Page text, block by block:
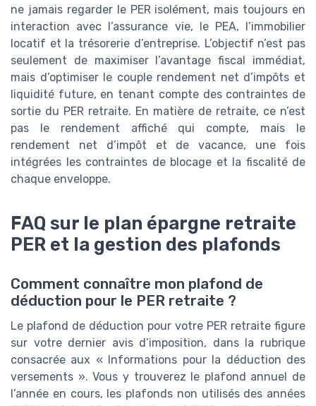
ne jamais regarder le PER isolément, mais toujours en
interaction avec l’assurance vie, le PEA, l’immobilier
locatif et la trésorerie d’entreprise. L’objectif n’est pas
seulement de maximiser l’avantage fiscal immédiat,
mais d’optimiser le couple rendement net d’impôts et
liquidité future, en tenant compte des contraintes de
sortie du PER retraite. En matière de retraite, ce n’est
pas le rendement affiché qui compte, mais le
rendement net d’impôt et de vacance, une fois
intégrées les contraintes de blocage et la fiscalité de
chaque enveloppe.
FAQ sur le plan épargne retraite
PER et la gestion des plafonds
Comment connaître mon plafond de
déduction pour le PER retraite ?
Le plafond de déduction pour votre PER retraite figure
sur votre dernier avis d’imposition, dans la rubrique
consacrée aux « Informations pour la déduction des
versements ». Vous y trouverez le plafond annuel de
l’année en cours, les plafonds non utilisés des années